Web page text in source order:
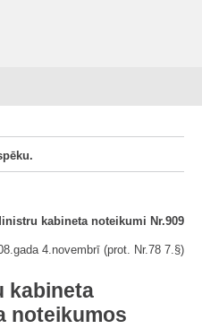
kabineta noteikumi Nr.909
4.novembrī (prot. Nr.78 7.§)
kabineta
noteikumos